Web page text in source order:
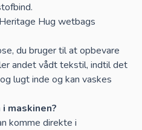
.
Hug wetbags
du bruger til at opbevare
andet vådt tekstil, indtil det
lugt inde og kan vaskes
maskinen?
komme direkte i